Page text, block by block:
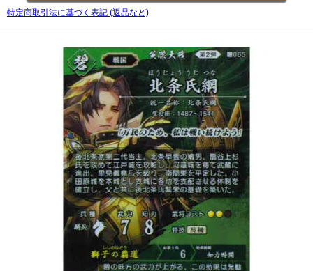
特定商取引法に基づく表記 (返品など)